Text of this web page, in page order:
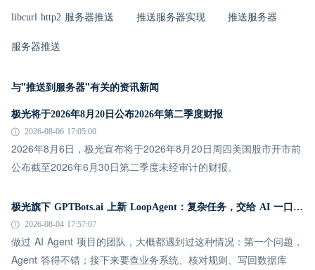
libcurl http2 服务器推送 推送服务器实现 推送服务器
服务器推送
与"推送到服务器"有关的资讯新闻
极光将于2026年8月20日公布2026年第二季度财报
2026-08-06 17:05:00
2026年8月6日，极光宣布将于2026年8月20日周四美国股市开市前
公布截至2026年6月30日第二季度未经审计的财报。
极光旗下 GPTBots.ai 上新 LoopAgent：复杂任务，交给 AI 一口气跑完
2026-08-04 17:57:07
做过 AI Agent 项目的团队，大概都遇到过这种情况：第一个问题，
Agent 答得不错；接下来要查业务系统、核对规则、写回数据库